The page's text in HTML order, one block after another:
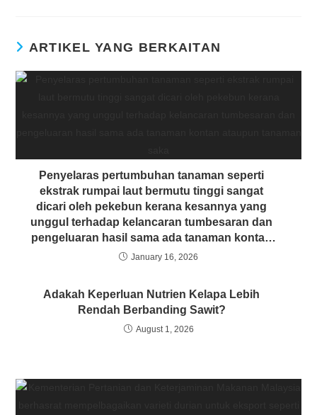
ARTIKEL YANG BERKAITAN
Penyelaras pertumbuhan tanaman seperti
ekstrak rumpai laut bermutu tinggi sangat
dicari oleh pekebun kerana kesannya yang
unggul terhadap kelancaran tumbesaran dan
pengeluaran hasil sama ada tanaman kontan
ataupun tanaman saka
January 16, 2026
Adakah Keperluan Nutrien Kelapa Lebih
Rendah Berbanding Sawit?
August 1, 2026